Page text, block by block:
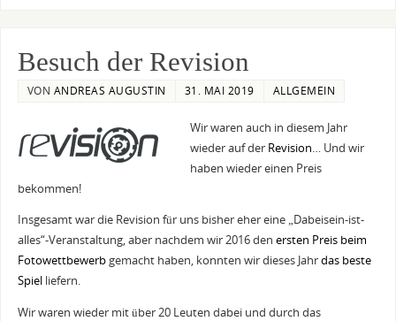
Besuch der Revision
VON ANDREAS AUGUSTIN 31. MAI 2019 ALLGEMEIN
Wir waren auch in diesem Jahr
wieder auf der Revision… Und wir
haben wieder einen Preis
bekommen!
Insgesamt war die Revision für uns bisher eher eine „Dabeisein-ist-
alles“-Veranstaltung, aber nachdem wir 2016 den ersten Preis beim
Fotowettbewerbgemacht haben, konnten wir dieses Jahrdas beste
Spielliefern.
Wir waren wieder mit über 20 Leuten dabei und durch das